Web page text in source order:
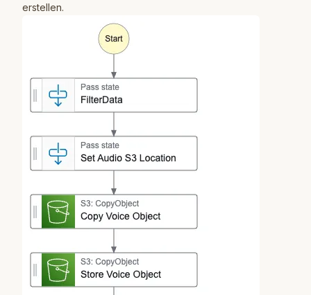
erstellen.